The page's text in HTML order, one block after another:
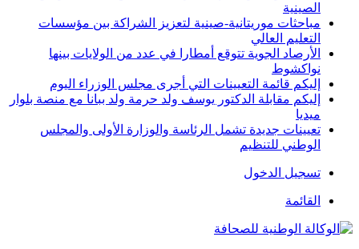
الصينية
مباحثات موريتانية-صينية لتعزيز الشراكة بين مؤسسات
التعليم العالي
الأرصاد الجوية تتوقع أمطارا في عدد من الولايات بينها
نواكشوط
إليكم قائمة التعيينات التي أجرى مجلس الوزراء اليوم
إليكم مقابلة الدكتور يوسف ولد حرمة ولد ببانا مع منصة بلوار
ميديا
تعيينات جديدة تشمل الرئاسة والوزارة الأولى والمجلس
الوطني للتنظيم
تسجيل الدخول
القائمة